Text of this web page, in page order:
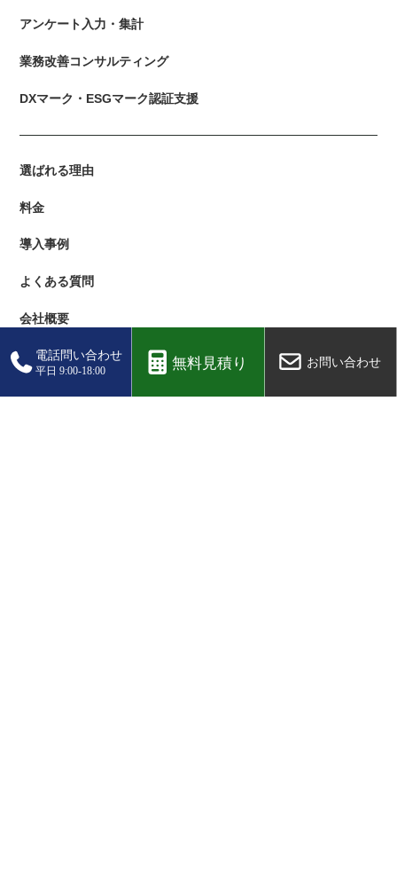
アンケート入力・集計
業務改善コンサルティング
DXマーク・ESGマーク認証支援
選ばれる理由
料金
導入事例
よくある質問
会社概要
プライバシーポリシー